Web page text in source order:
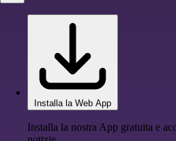
Installa la Web App
Installa la nostra App gratuita e